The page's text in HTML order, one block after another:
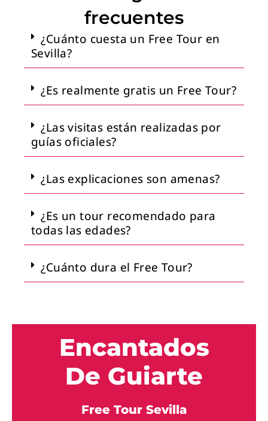
frecuentes
¿Cuánto cuesta un Free Tour en
Sevilla?
¿Es realmente gratis un Free Tour?
¿Las visitas están realizadas por
guías oficiales?
¿Las explicaciones son amenas?
¿Es un tour recomendado para
todas las edades?
¿Cuánto dura el Free Tour?
Encantados
De Guiarte
Free Tour Sevilla